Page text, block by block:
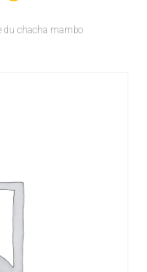
du chacha mambo